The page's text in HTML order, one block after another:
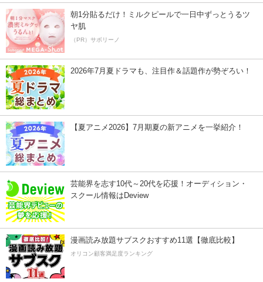
朝1分貼るだけ！ミルクピールで一日中ずっとうるツ
ヤ肌
（PR）サボリーノ
2026年7月夏ドラマも、注目作＆話題作が勢ぞろい！
【夏アニメ2026】7月期夏の新アニメを一挙紹介！
芸能界を志す10代～20代を応援！オーディション・
スクール情報はDeview
漫画読み放題サブスクおすすめ11選【徹底比較】
オリコン顧客満足度ランキング